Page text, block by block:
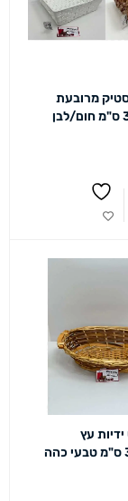
מרובעת
עץ